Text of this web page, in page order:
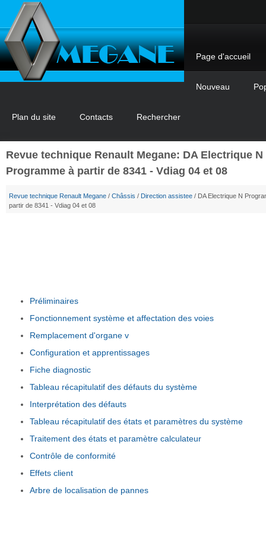
Page d'accueil
Nouveau
Plan du site Contacts Rechercher
Revue technique Renault Megane: DA Electrique N
Programme à partir de 8341 - Vdiag 04 et 08
Revue technique Renault Megane / Châssis / Direction assistee / DA Electrique N
partir de 8341 - Vdiag 04 et 08
Préliminaires
Fonctionnement système et affectation des voies
Remplacement d'organe v
Configuration et apprentissages
Fiche diagnostic
Tableau récapitulatif des défauts du système
Interprétation des défauts
Tableau récapitulatif des états et paramètres du système
Traitement des états et paramètre calculateur
Contrôle de conformité
Effets client
Arbre de localisation de pannes